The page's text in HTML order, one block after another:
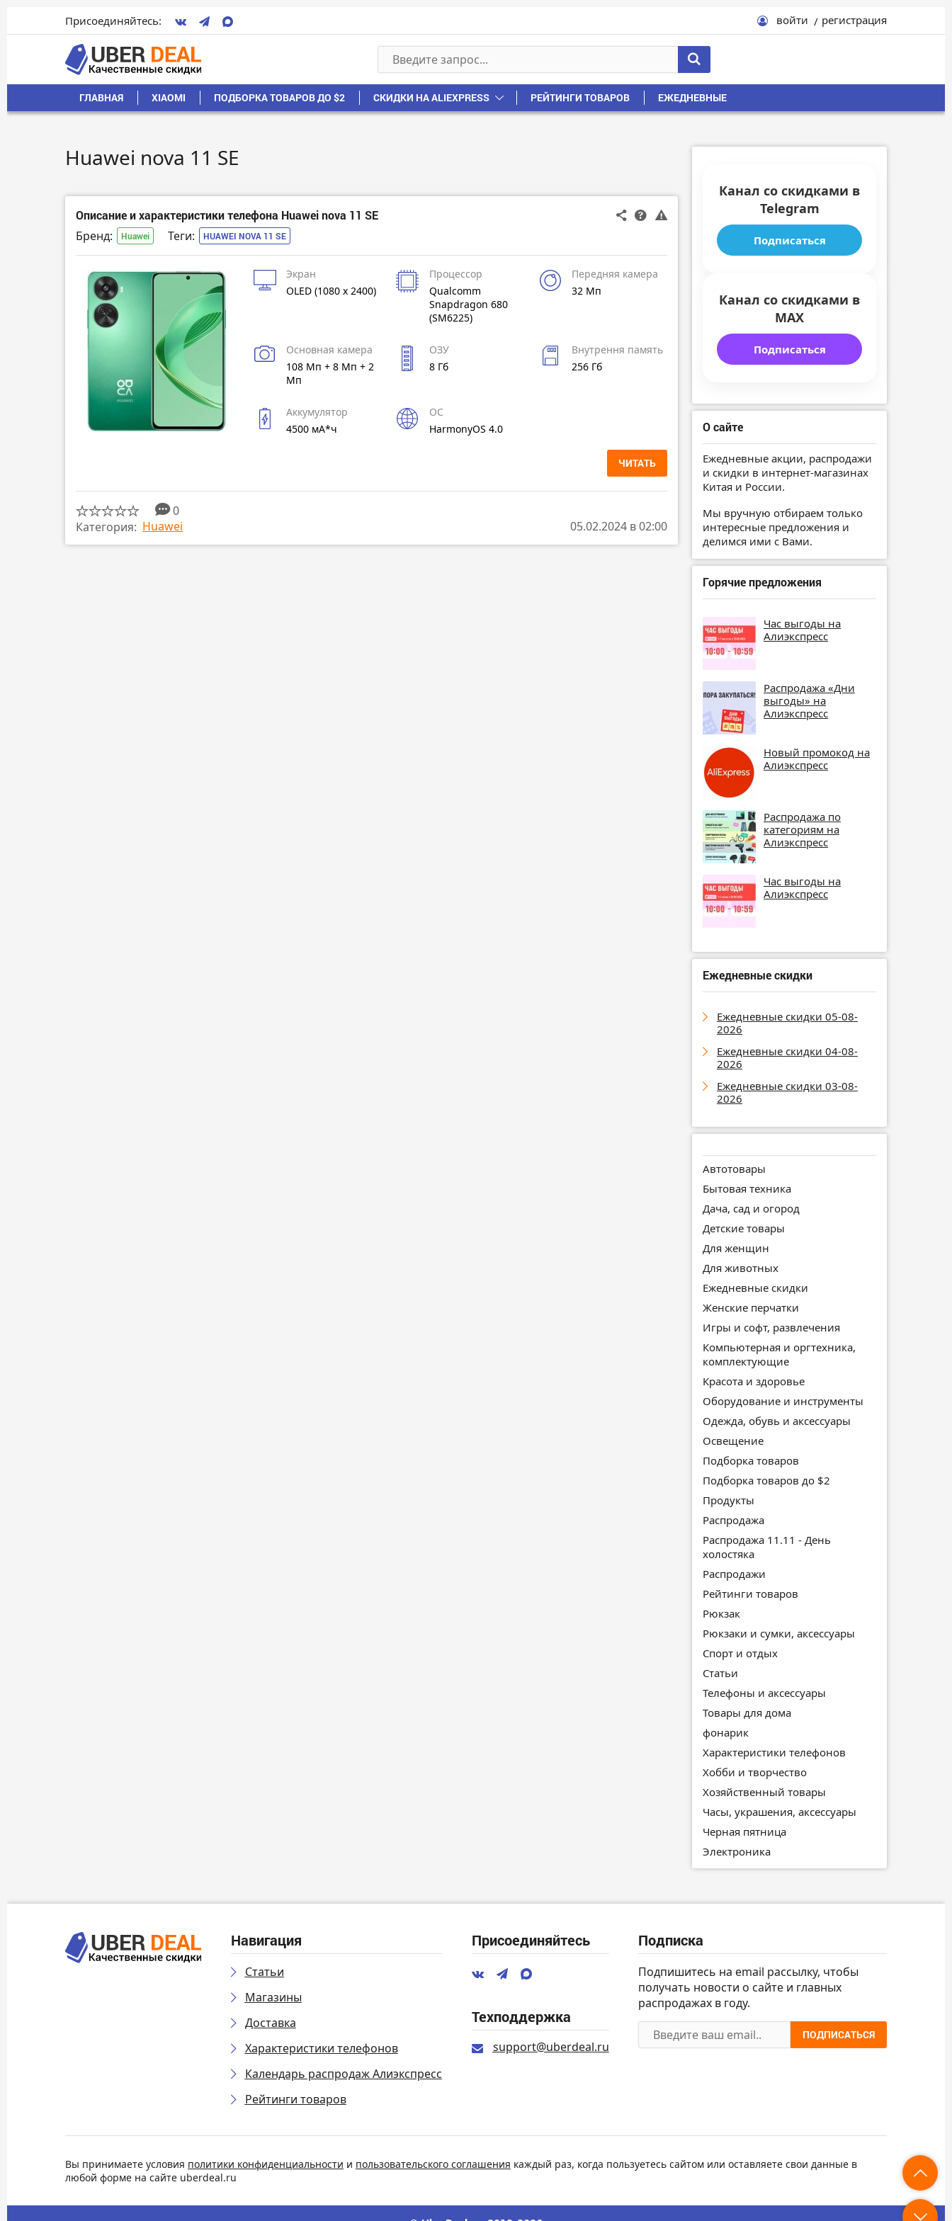
Присоединяйтесь: войти регистрация
ГЛАВНАЯ XIAOMI ПОДБОРКА ТОВАРОВ ДО $2 СКИДКИ НА ALIEXPRESS РЕЙТИНГИ ТОВАРОВ ЕЖЕДНЕВНЫЕ
Huawei nova 11 SE
Описание и характеристики телефона Huawei nova 11 SE
Бренд: Huawei Теги: HUAWEI NOVA 11 SE
Экран
OLED (1080 x 2400)
Процессор
Qualcomm
Snapdragon 680
(SM6225)
Передняя камера
32 Мп
Основная камера
108 Мп + 8 Мп + 2
Мп
ОЗУ
8 Гб
Внутрення память
256 Гб
Аккумулятор
4500 мА*ч
ОС
HarmonyOS 4.0
ЧИТАТЬ
0
Категория: Huawei 05.02.2024 в 02:00
Канал со скидками в
Telegram
Подписаться
Канал со скидками в
MAX
Подписаться
О сайте
Ежедневные акции, распродажи
и скидки в интернет-магазинах
Китая и России.
Мы вручную отбираем только
интересные предложения и
делимся ими с Вами.
Горячие предложения
Час выгоды на
Алиэкспресс
Распродажа «Дни
выгоды» на
Алиэкспресс
Новый промокод на
Алиэкспресс
Распродажа по
категориям на
Алиэкспресс
Час выгоды на
Алиэкспресс
Ежедневные скидки
Ежедневные скидки 05-08-
2026
Ежедневные скидки 04-08-
2026
Ежедневные скидки 03-08-
2026
Автотовары
Бытовая техника
Дача, сад и огород
Детские товары
Для женщин
Для животных
Ежедневные скидки
Женские перчатки
Игры и софт, развлечения
Компьютерная и оргтехника,
комплектующие
Красота и здоровье
Оборудование и инструменты
Одежда, обувь и аксессуары
Освещение
Подборка товаров
Подборка товаров до $2
Продукты
Распродажа
Распродажа 11.11 - День
холостяка
Распродажи
Рейтинги товаров
Рюкзак
Рюкзаки и сумки, аксессуары
Спорт и отдых
Статьи
Телефоны и аксессуары
Товары для дома
фонарик
Характеристики телефонов
Хобби и творчество
Хозяйственный товары
Часы, украшения, аксессуары
Черная пятница
Электроника
Навигация
Статьи
Магазины
Доставка
Характеристики телефонов
Календарь распродаж Алиэкспресс
Рейтинги товаров
Присоединяйтесь
Техподдержка
support@uberdeal.ru
Подписка
Подпишитесь на email рассылку, чтобы
получать новости о сайте и главных
распродажах в году.
ПОДПИСАТЬСЯ
Вы принимаете условия политики конфиденциальности и пользовательского соглашения каждый раз, когда пользуетесь сайтом или оставляете свои данные в
любой форме на сайте uberdeal.ru